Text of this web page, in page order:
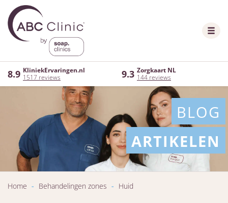
8.9 KliniekErvaringen.nl
1517 reviews
9.3 Zorgkaart NL
144 reviews
BLOG
ARTIKELEN
Home - Behandelingen zones - Huid